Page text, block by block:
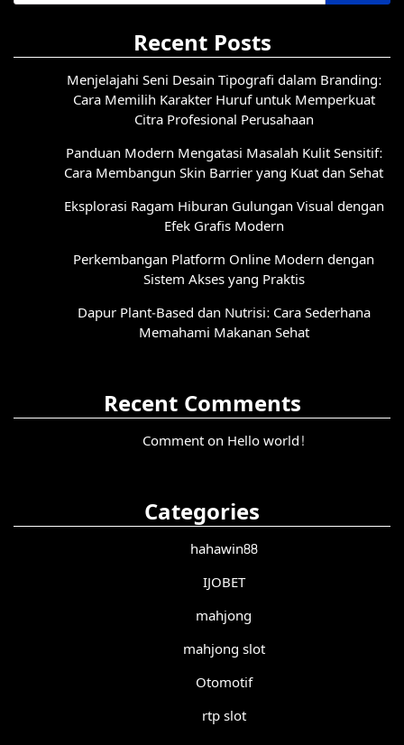
Recent Posts
Menjelajahi Seni Desain Tipografi dalam Branding:
Cara Memilih Karakter Huruf untuk Memperkuat
Citra Profesional Perusahaan
Panduan Modern Mengatasi Masalah Kulit Sensitif:
Cara Membangun Skin Barrier yang Kuat dan Sehat
Eksplorasi Ragam Hiburan Gulungan Visual dengan
Efek Grafis Modern
Perkembangan Platform Online Modern dengan
Sistem Akses yang Praktis
Dapur Plant-Based dan Nutrisi: Cara Sederhana
Memahami Makanan Sehat
Recent Comments
Comment on Hello world!
Categories
hahawin88
IJOBET
mahjong
mahjong slot
Otomotif
rtp slot